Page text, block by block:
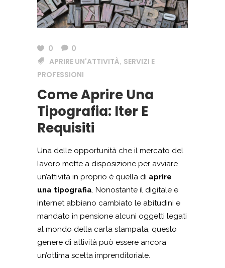
0
0
APRIRE UN'ATTIVITÀ, SERVIZI E
PROFESSIONI
Come Aprire Una
Tipografia: Iter E
Requisiti
Una delle opportunità che il mercato del
lavoro mette a disposizione per avviare
un’attività in proprio è quella di aprire
una tipografia. Nonostante il digitale e
internet abbiano cambiato le abitudini e
mandato in pensione alcuni oggetti legati
al mondo della carta stampata, questo
genere di attività può essere ancora
un’ottima scelta imprenditoriale.